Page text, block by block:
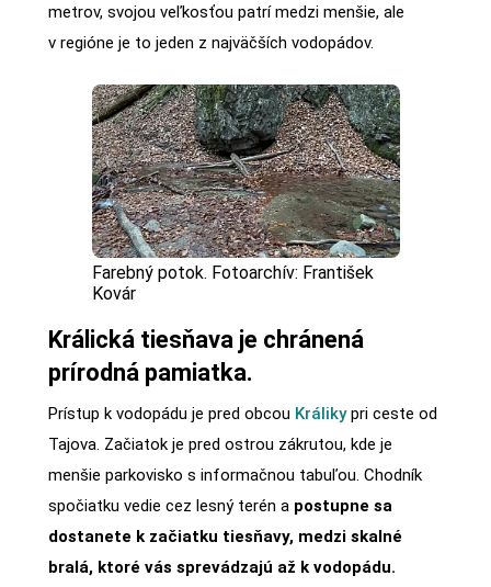
metrov, svojou veľkosťou patrí medzi menšie, ale
v regióne je to jeden z najväčších vodopádov.
Farebný potok. Fotoarchív: František
Kovár
Králická tiesňava je chránená
prírodná pamiatka.
Prístup k vodopádu je pred obcou Králikypri ceste od
Tajova. Začiatok je pred ostrou zákrutou, kde je
menšie parkovisko s informačnou tabuľou. Chodník
spočiatku vedie cez lesný terén a postupne sa
dostanete k začiatku tiesňavy, medzi skalné
bralá, ktoré vás sprevádzajú až k vodopádu.